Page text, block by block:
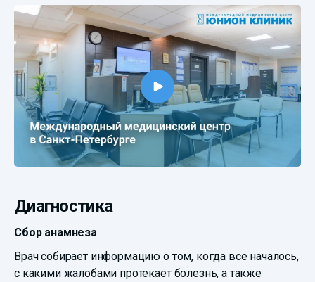
Диагностика
Сбор анамнеза
Врач собирает информацию о том, когда все началось,
с какими жалобами протекает болезнь, а также